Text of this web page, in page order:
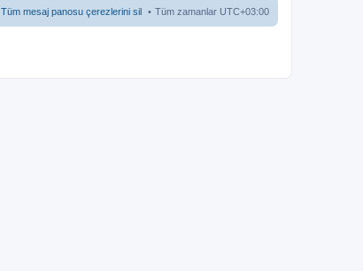
Tüm zamanlar UTC+03:00
Tüm mesaj panosu çerezlerini sil